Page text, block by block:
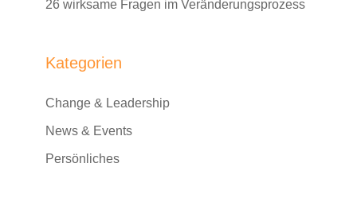
26 wirksame Fragen im Veränderungsprozess
Kategorien
Change & Leadership
News & Events
Persönliches